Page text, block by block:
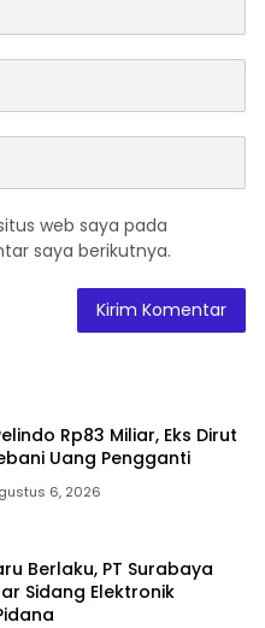
web saya pada
saya berikutnya.
Rp83 Miliar, Eks Dirut
Uang Pengganti
6, 2026
Berlaku, PT Surabaya
Sidang Elektronik